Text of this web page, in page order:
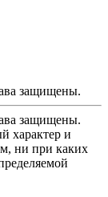
защищены.
защищены.
характер и
ни при каких